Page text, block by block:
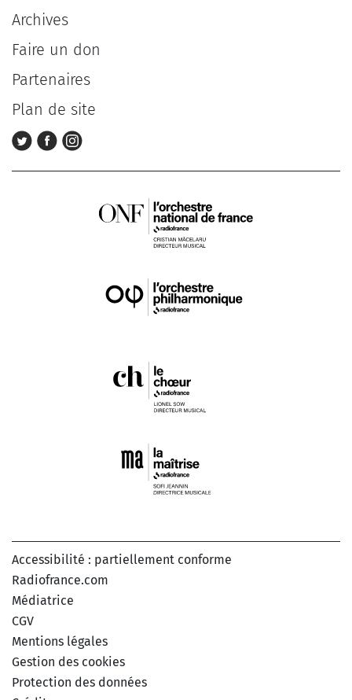
Archives
Faire un don
Partenaires
Plan de site
Accessibilité : partiellement conforme
Radiofrance.com
Médiatrice
CGV
Mentions légales
Gestion des cookies
Protection des données